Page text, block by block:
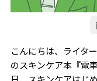
こんにちは、ライタ
のスキンケア本『電